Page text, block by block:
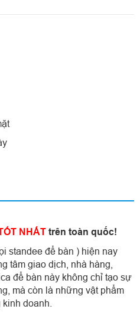
NHẤT trên toàn quốc!
standee để bàn ) hiện nay
tâm giao dịch, nhà hàng,
để bàn này không chỉ tạo sự
mà còn là những vật phẩm
doanh.